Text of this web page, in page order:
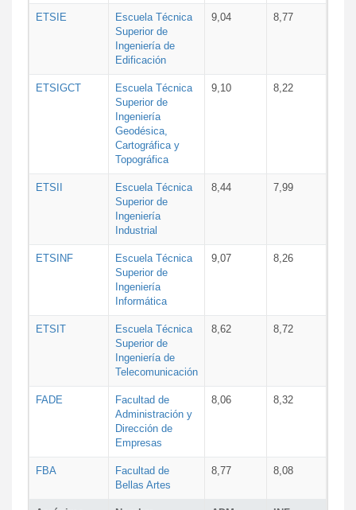
ETSIE
Escuela Técnica
Superior de
Ingeniería de
Edificación
9,04 8,77
ETSIGCT
Escuela Técnica
Superior de
Ingeniería
Geodésica,
Cartográfica y
Topográfica
9,10 8,22
ETSII
Escuela Técnica
Superior de
Ingeniería
Industrial
8,44 7,99
ETSINF
Escuela Técnica
Superior de
Ingeniería
Informática
9,07 8,26
ETSIT
Escuela Técnica
Superior de
Ingeniería de
Telecomunicación
8,62 8,72
FADE
Facultad de
Administración y
Dirección de
Empresas
8,06 8,32
FBA
Facultad de
Bellas Artes
8,77 8,08